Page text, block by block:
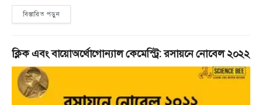
বিস্তারিত পড়ুন
ক্লিক এবং বায়োঅর্থোগোন্যাল কেমেস্ট্রি: রসায়নে নোবেল ২০২২